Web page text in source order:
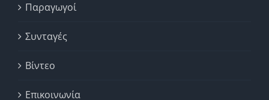
Παραγωγοί
Συνταγές
Βίντεο
Επικοινωνία